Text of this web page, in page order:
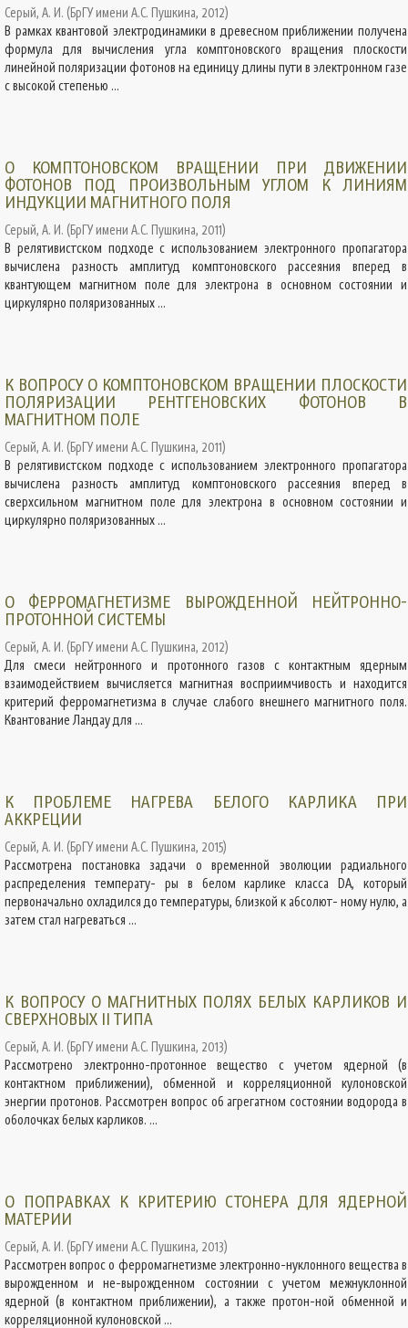
Серый, А. И. (БрГУ имени А.С. Пушкина, 2012)
В рамках квантовой электродинамики в древесном приближении получена
формула для вычисления угла комптоновского вращения плоскости
линейной поляризации фотонов на единицу длины пути в электронном газе
с высокой степенью ...
О КОМПТОНОВСКОМ ВРАЩЕНИИ ПРИ ДВИЖЕНИИ
ФОТОНОВ ПОД ПРОИЗВОЛЬНЫМ УГЛОМ К ЛИНИЯМ
ИНДУКЦИИ МАГНИТНОГО ПОЛЯ
Серый, А. И. (БрГУ имени А.С. Пушкина, 2011)
В релятивистском подходе с использованием электронного пропагатора
вычислена разность амплитуд комптоновского рассеяния вперед в
квантующем магнитном поле для электрона в основном состоянии и
циркулярно поляризованных ...
К ВОПРОСУ О КОМПТОНОВСКОМ ВРАЩЕНИИ ПЛОСКОСТИ
ПОЛЯРИЗАЦИИ РЕНТГЕНОВСКИХ ФОТОНОВ В
МАГНИТНОМ ПОЛЕ
Серый, А. И. (БрГУ имени А.С. Пушкина, 2011)
В релятивистском подходе с использованием электронного пропагатора
вычислена разность амплитуд комптоновского рассеяния вперед в
сверхсильном магнитном поле для электрона в основном состоянии и
циркулярно поляризованных ...
О ФЕРРОМАГНЕТИЗМЕ ВЫРОЖДЕННОЙ НЕЙТРОННО-
ПРОТОННОЙ СИСТЕМЫ
Серый, А. И. (БрГУ имени А.С. Пушкина, 2012)
Для смеси нейтронного и протонного газов с контактным ядерным
взаимодействием вычисляется магнитная восприимчивость и находится
критерий ферромагнетизма в случае слабого внешнего магнитного поля.
Квантование Ландау для ...
К ПРОБЛЕМЕ НАГРЕВА БЕЛОГО КАРЛИКА ПРИ
АККРЕЦИИ
Серый, А. И. (БрГУ имени А.С. Пушкина, 2015)
Рассмотрена постановка задачи о временной эволюции радиального
распределения температу- ры в белом карлике класса DA, который
первоначально охладился до температуры, близкой к абсолют- ному нулю, а
затем стал нагреваться ...
К ВОПРОСУ О МАГНИТНЫХ ПОЛЯХ БЕЛЫХ КАРЛИКОВ И
СВЕРХНОВЫХ II ТИПА
Серый, А. И. (БрГУ имени А.С. Пушкина, 2013)
Рассмотрено электронно-протонное вещество с учетом ядерной (в
контактном приближении), обменной и корреляционной кулоновской
энергии протонов. Рассмотрен вопрос об агрегатном состоянии водорода в
оболочках белых карликов. ...
О ПОПРАВКАХ К КРИТЕРИЮ СТОНЕРА ДЛЯ ЯДЕРНОЙ
МАТЕРИИ
Серый, А. И. (БрГУ имени А.С. Пушкина, 2013)
Рассмотрен вопрос о ферромагнетизме электронно-нуклонного вещества в
вырожденном и не-вырожденном состоянии с учетом межнуклонной
ядерной (в контактном приближении), а также протон-ной обменной и
корреляционной кулоновской ...